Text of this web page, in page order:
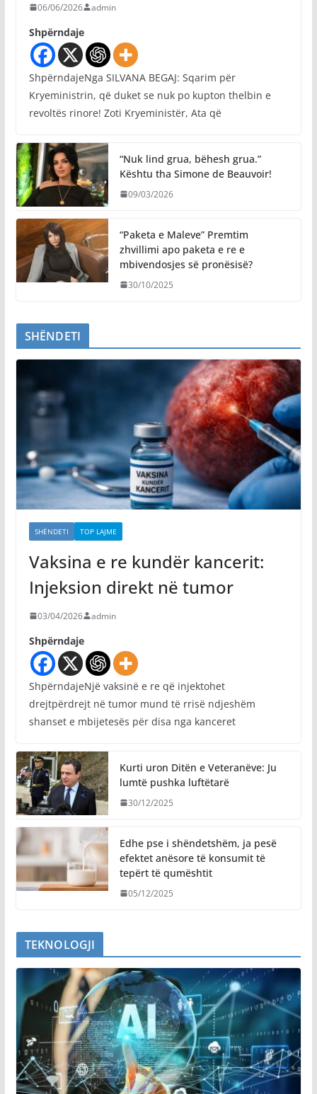
06/06/2026 admin
Shpërndaje
ShpërndajeNga SILVANA BEGAJ: Sqarim për
Kryeministrin, që duket se nuk po kupton thelbin e
revoltës rinore! Zoti Kryeministër, Ata që
“Nuk lind grua, bëhesh grua.”
Kështu tha Simone de Beauvoir!
09/03/2026
“Paketa e Maleve” Premtim
zhvillimi apo paketa e re e
mbivendosjes së pronësisë?
30/10/2025
SHËNDETI
SHËNDETI TOP LAJME
Vaksina e re kundër kancerit:
Injeksion direkt në tumor
03/04/2026 admin
Shpërndaje
ShpërndajeNjë vaksinë e re që injektohet
drejtpërdrejt në tumor mund të rrisë ndjeshëm
shanset e mbijetesës për disa nga kanceret
Kurti uron Ditën e Veteranëve: Ju
lumtë pushka luftëtarë
30/12/2025
Edhe pse i shëndetshëm, ja pesë
efektet anësore të konsumit të
tepërt të qumështit
05/12/2025
TEKNOLOGJI